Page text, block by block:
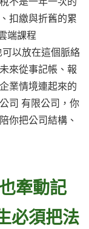
扣繳與折舊的累
端課程
以放在這個脈絡
來從事記帳、報
業情境連起來的
司 有限公司，你
你把公司結構、
牽動記
必須把法